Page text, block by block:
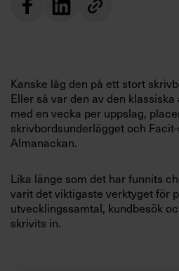
Annonsera
Villkor och policy för
personuppgiftsbehandling
Sök
efter:
Kanske låg den på ett stort
Eller så var den av den
med en vecka per uppslag,
skrivbordsunderlägget och
Almanackan.
Lika länge som det har funnits
varit det viktigaste verktyget för
utvecklingssamtal, kundbesök
skrivits in.